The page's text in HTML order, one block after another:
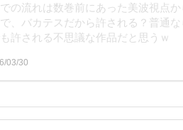
の流れは数巻前にあった美波視点か
、バカテスだから許される？普通
許される不思議な作品だと思うｗ
03/30